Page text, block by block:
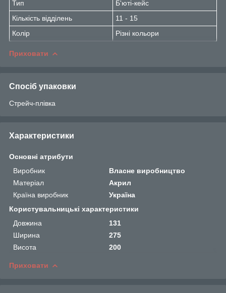
Тип
Б'юті-кейс
Кількість відділень
11 - 15
Колір
Різні кольори
Приховати
Спосіб упаковки
Стрейч-плівка
Характеристики
Основні атрибути
Виробник
Власне виробництво
Матеріал
Акрил
Країна виробник
Україна
Користувальницькі характеристики
Довжина
131
Ширина
275
Висота
200
Приховати